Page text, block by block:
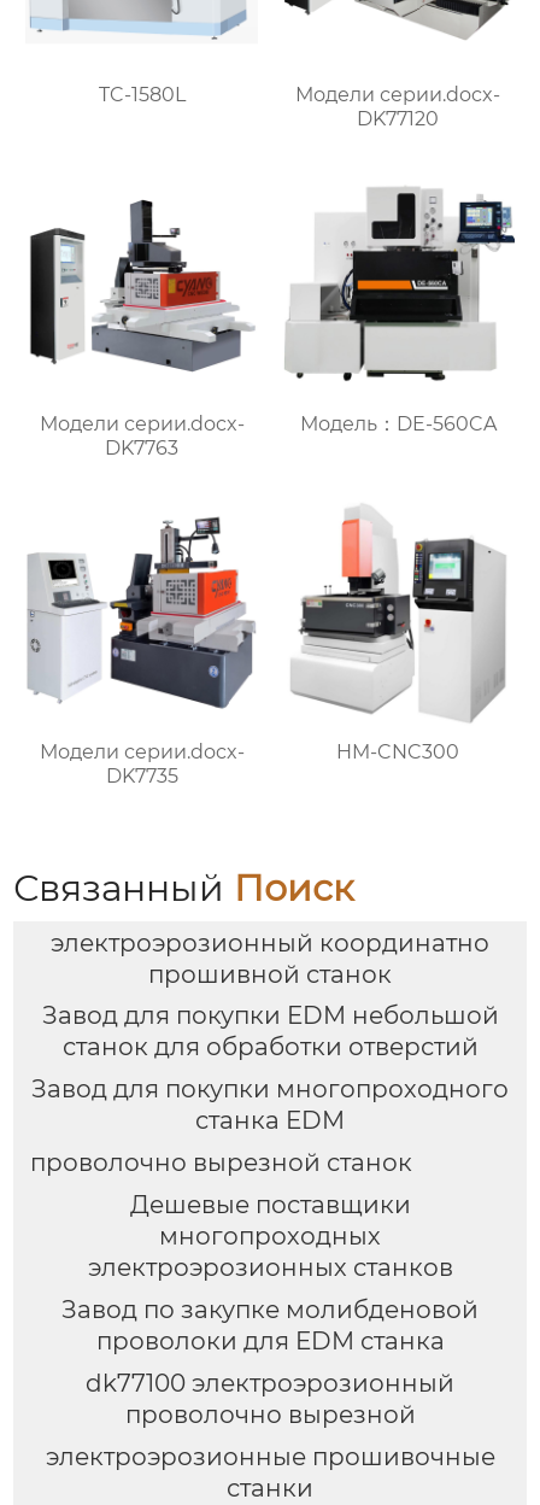
TC-1580L
Модели серии.docx-
DK77120
Модели серии.docx-
DK7763
Модель：DE-560CA
Модели серии.docx-
DK7735
HM-CNC300
Связанный Поиск
электроэрозионный координатно
прошивной станок
Завод для покупки EDM небольшой
станок для обработки отверстий
Завод для покупки многопроходного
станка EDM
проволочно вырезной станок
Дешевые поставщики
многопроходных
электроэрозионных станков
Завод по закупке молибденовой
проволоки для EDM станка
dk77100 электроэрозионный
проволочно вырезной
электроэрозионные прошивочные
станки